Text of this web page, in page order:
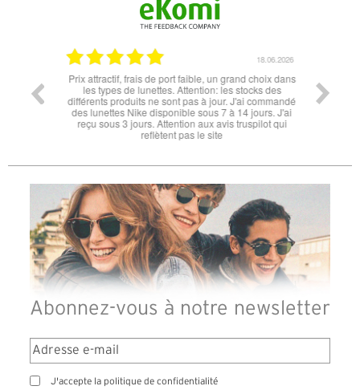
18.06.2026
Prix attractif, frais de port faible, un grand choix dans
les types de lunettes. Attention: les stocks des
différents produits ne sont pas à jour. J'ai commandé
des lunettes Nike disponible sous 7 à 14 jours. J'ai
reçu sous 3 jours. Attention aux avis truspilot qui
reflètent pas le site
Abonnez-vous à notre newsletter
J'accepte la politique de confidentialité